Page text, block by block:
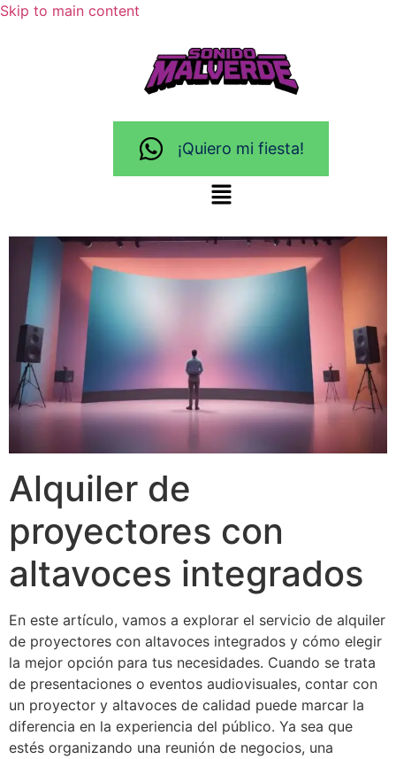
Skip to main content
¡Quiero mi fiesta!
Alquiler de
proyectores con
altavoces integrados
En este artículo, vamos a explorar el servicio de alquiler
de proyectores con altavoces integrados y cómo elegir
la mejor opción para tus necesidades. Cuando se trata
de presentaciones o eventos audiovisuales, contar con
un proyector y altavoces de calidad puede marcar la
diferencia en la experiencia del público. Ya sea que
estés organizando una reunión de negocios, una